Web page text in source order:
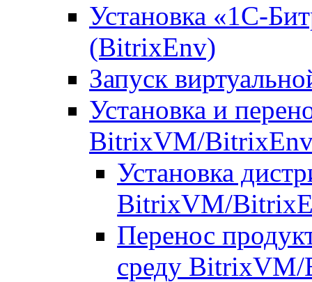
Установка «1С-
(BitrixEnv)
Запуск
Установка и
BitrixVM/
Установка
BitrixVM/
Перенос
среду